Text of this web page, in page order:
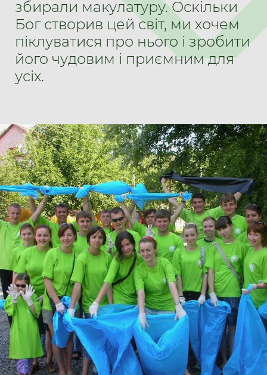
збирали макулатуру. Оскільки
Бог створив цей світ, ми хочем
піклуватися про нього і зробити
його чудовим і приємним для
усіх.